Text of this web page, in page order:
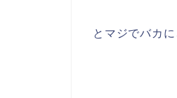
とマジでバカ